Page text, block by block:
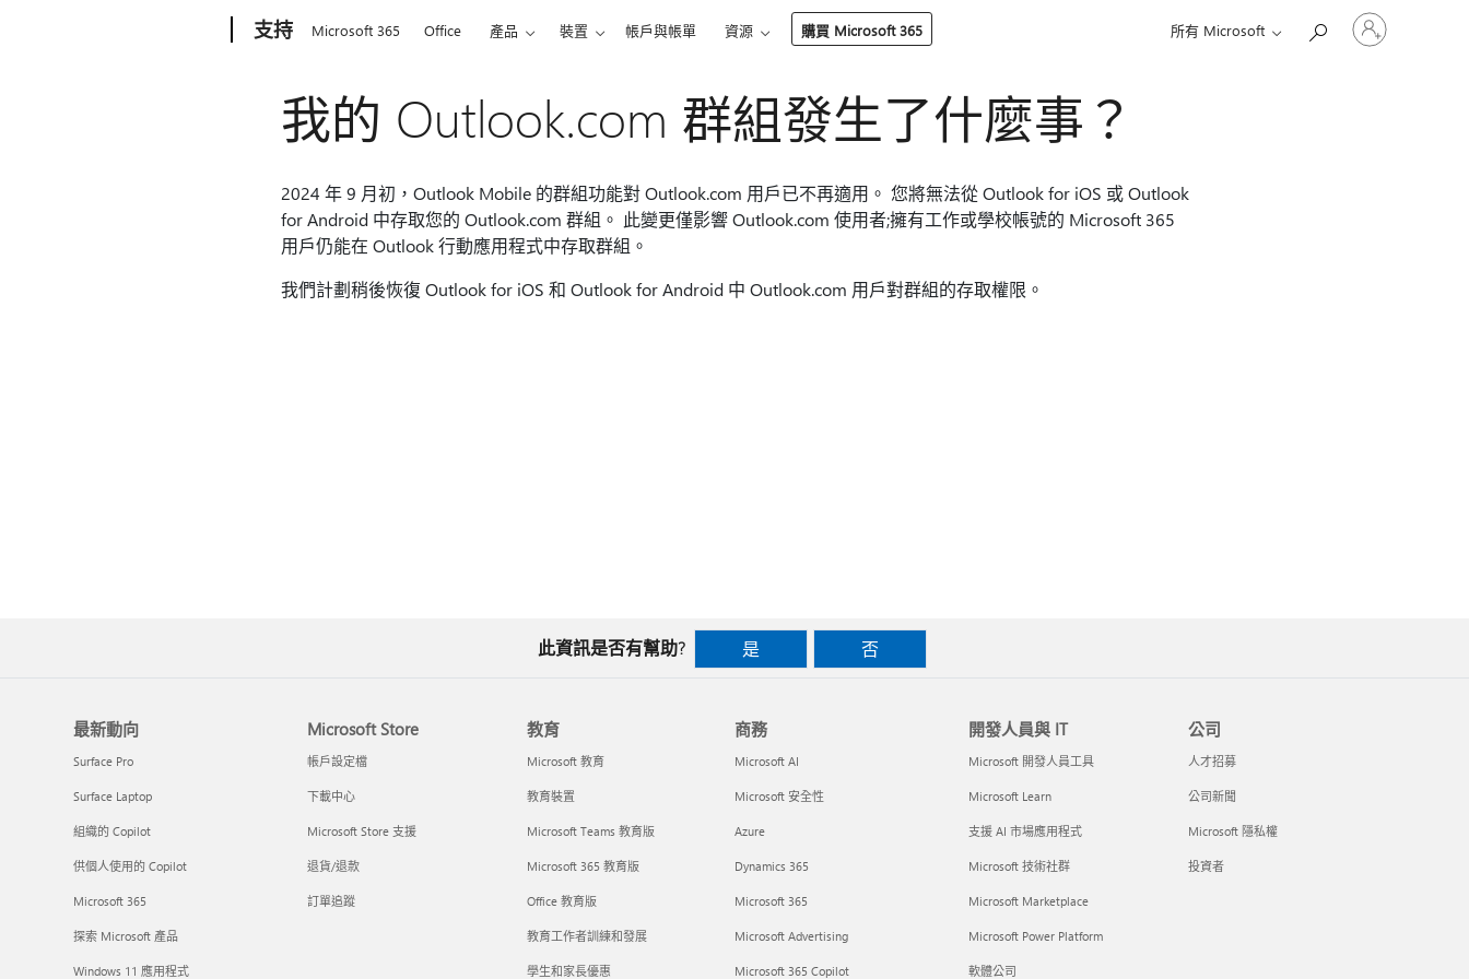
支持 Microsoft 365 Office 產品 裝置 帳戶與帳單 資源 購買 Microsoft 365 所有 Microsoft
登
入
我的 Outlook.com 群組發生了什麼事？
2024 年 9 月初，Outlook Mobile 的群組功能對 Outlook.com 用戶已不再適用。 您將無法從 Outlook for iOS 或 Outlook
for Android 中存取您的 Outlook.com 群組。 此變更僅影響 Outlook.com 使用者;擁有工作或學校帳號的 Microsoft 365
用戶仍能在 Outlook 行動應用程式中存取群組。
我們計劃稍後恢復 Outlook for iOS 和 Outlook for Android 中 Outlook.com 用戶對群組的存取權限。
此資訊是否有幫助? 是 否
最新動向
Surface Pro
Surface Laptop
組織的 Copilot
供個人使用的 Copilot
Microsoft 365
探索 Microsoft 產品
Windows 11 應用程式
Microsoft Store
帳戶設定檔
下載中心
Microsoft Store 支援
退貨/退款
訂單追蹤
教育
Microsoft 教育
教育裝置
Microsoft Teams 教育版
Microsoft 365 教育版
Office 教育版
教育工作者訓練和發展
學生和家長優惠
商務
Microsoft AI
Microsoft 安全性
Azure
Dynamics 365
Microsoft 365
Microsoft Advertising
Microsoft 365 Copilot
開發人員與 IT
Microsoft 開發人員工具
Microsoft Learn
支援 AI 市場應用程式
Microsoft 技術社群
Microsoft Marketplace
Microsoft Power Platform
軟體公司
公司
人才招募
公司新聞
Microsoft 隱私權
投資者